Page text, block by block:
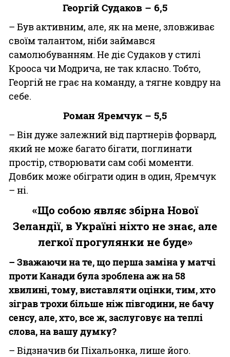
Георгій Судаков – 6,5
– Був активним, але, як на мене, зловживає
своїм талантом, ніби займався
самолюбуванням. Не діє Судаков у стилі
Крооса чи Модрича, не так класно. Тобто,
Георгій не грає на команду, а тягне ковдру на
себе.
Роман Яремчук – 5,5
– Він дуже залежний від партнерів форвард,
який не може багато бігати, поглинати
простір, створювати сам собі моменти.
Довбик може обіграти один в один, Яремчук
– ні.
«Що собою являє збірна Нової
Зеландії, в Україні ніхто не знає, але
легкої прогулянки не буде»
– Зважаючи на те, що перша заміна у матчі
проти Канади була зроблена аж на 58
хвилині, тому, виставляти оцінки, тим, хто
зіграв трохи більше ніж півгодини, не бачу
сенсу, але, хто, все ж, заслуговує на теплі
слова, на вашу думку?
– Відзначив би Піхальонка, лише його.